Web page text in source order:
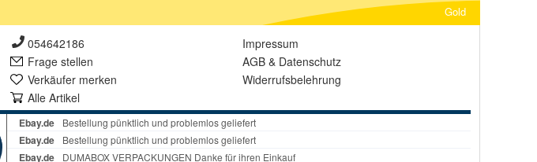
Gold
054642186
Frage stellen
Verkäufer merken
Alle Artikel
Impressum
AGB & Datenschutz
Widerrufsbelehrung